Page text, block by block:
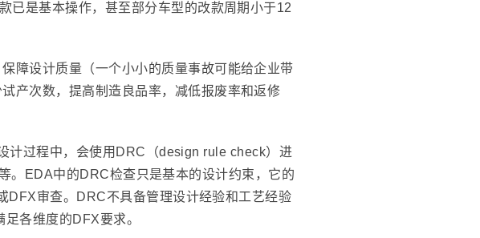
已是基本操作，甚至部分车型的改款周期小于12
障设计质量（一个小小的质量事故可能给企业带
产次数，提高制造良品率，减低报废率和返修
计过程中，会使用DRC（design rule check）进
。EDA中的DRC检查只是基本的设计约束，它的
DFX审查。DRC不具备管理设计经验和工艺经验
各维度的DFX要求。